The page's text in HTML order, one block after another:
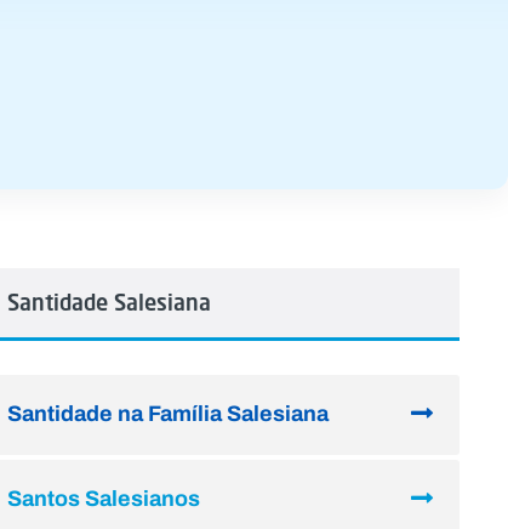
Santidade Salesiana
Santidade na Família Salesiana
Santos Salesianos